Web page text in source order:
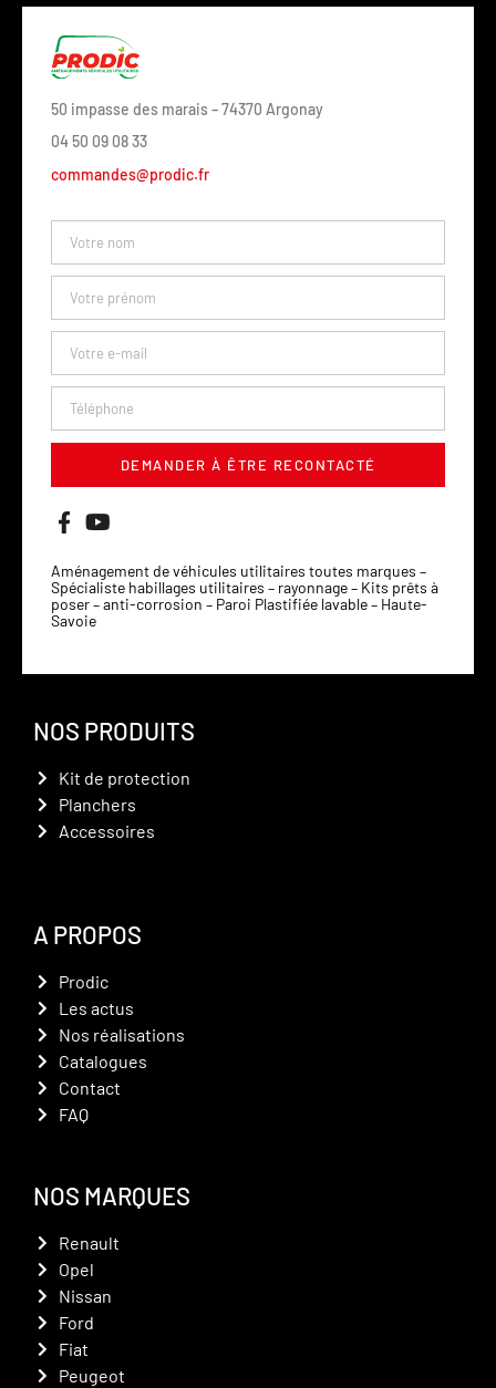
50 impasse des marais – 74370 Argonay
04 50 09 08 33
commandes@prodic.fr
DEMANDER À ÊTRE RECONTACTÉ
Aménagement de véhicules utilitaires toutes marques –
Spécialiste habillages utilitaires – rayonnage – Kits prêts à
poser – anti-corrosion – Paroi Plastifiée lavable – Haute-
Savoie
NOS PRODUITS
Kit de protection
Planchers
Accessoires
A PROPOS
Prodic
Les actus
Nos réalisations
Catalogues
Contact
FAQ
NOS MARQUES
Renault
Opel
Nissan
Ford
Fiat
Peugeot